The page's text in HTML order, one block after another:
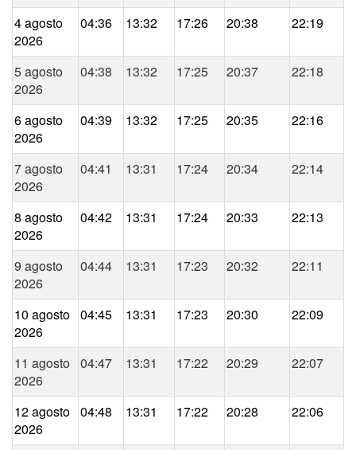
4 agosto
2026
04:36 13:32 17:26 20:38 22:19
5 agosto
2026
04:38 13:32 17:25 20:37 22:18
6 agosto
2026
04:39 13:32 17:25 20:35 22:16
7 agosto
2026
04:41 13:31 17:24 20:34 22:14
8 agosto
2026
04:42 13:31 17:24 20:33 22:13
9 agosto
2026
04:44 13:31 17:23 20:32 22:11
10 agosto
2026
04:45 13:31 17:23 20:30 22:09
11 agosto
2026
04:47 13:31 17:22 20:29 22:07
12 agosto
2026
04:48 13:31 17:22 20:28 22:06